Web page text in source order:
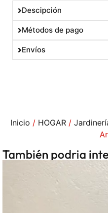
Descipción
Métodos de pago
Envíos
Inicio / HOGAR/
También podria